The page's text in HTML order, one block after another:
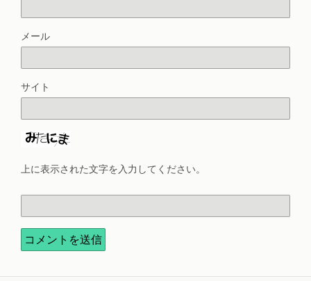
メール
サイト
上に表示された文字を入力してください。